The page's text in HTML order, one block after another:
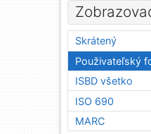
Skrátený
Použivateľský
ISBD všetko
ISO 690
MARC